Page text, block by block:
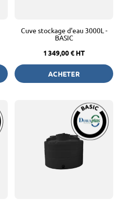
Cuve stockage d'eau 3000L -
BASIC
1 349,00 € HT
ACHETER